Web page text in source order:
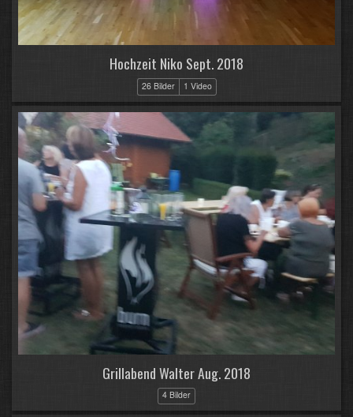
Hochzeit Niko Sept. 2018
26 Bilder 1 Video
Grillabend Walter Aug. 2018
4 Bilder